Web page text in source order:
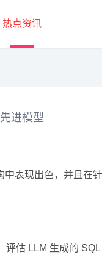
热点资讯
进模型
表现出色，并且在
估 LLM 生成的